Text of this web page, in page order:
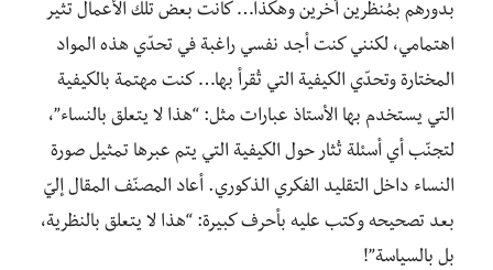
بدورهم بمُنظّرين آخرين وهكذا… كانت بعض تلك الأعمال تثير
اهتمامي، لكنني كنت أجد نفسي راغبة في تحدّي هذه المواد
المختارة وتحدّي الكيفية التي تُقرأ بها… كنت مهتمة بالكيفية
التي يستخدم بها الأستاذ عبارات مثل: “هذا لا يتعلق بالنساء”،
لتجنّب أي أسئلة تُثار حول الكيفية التي يتم عبرها تمثيل صورة
النساء داخل التقليد الفكري الذكوري. أعاد المصنّف المقال إليّ
بعد تصحيحه وكتب عليه بأحرف كبيرة: “هذا لا يتعلق بالنظرية،
بل بالسياسة”!